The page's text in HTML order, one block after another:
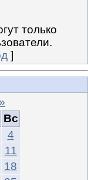
только
]
»
Вс
4
11
18